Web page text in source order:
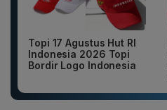
Topi 17 Agustus Hut RI
Indonesia 2026 Topi
Bordir Logo Indonesia